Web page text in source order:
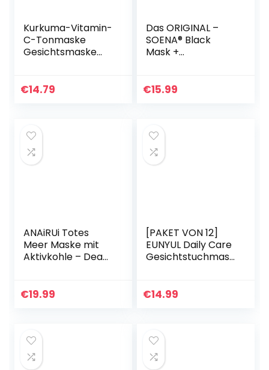
Kurkuma-Vitamin-
C-Tonmaske
Gesichtsmaske
Mitesser Akne
€14.79
Das ORIGINAL –
SOENA® Black
Mask +
Entfernt Mitesser
€15.99
ANAiRUi Totes
Meer Maske mit
Aktivkohle – Dead
Maske gegen Akne
€19.99
[PAKET VON 12]
EUNYUL Daily Care
Gesichtstuchmask
Koreanische
€14.99